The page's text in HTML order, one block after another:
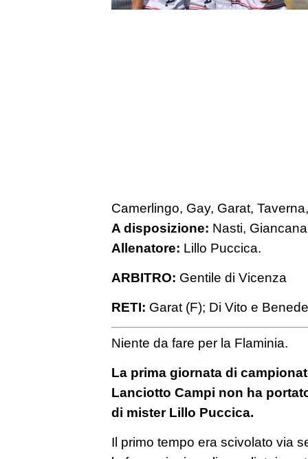
Camerlingo, Gay, Garat,
A disposizione: Nasti,
Allenatore: Lillo Puccica.
ARBITRO: Gentile di Vicenza
RETI: Garat (F); Di Vito e
Niente da fare per la Flaminia.
La prima giornata di
Lanciotto Campi non ha
di mister Lillo Puccica.
Il primo tempo era scivolato via